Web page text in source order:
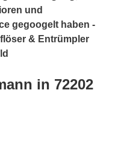
und
gegoogelt haben -
& Entrümpler
in 72202